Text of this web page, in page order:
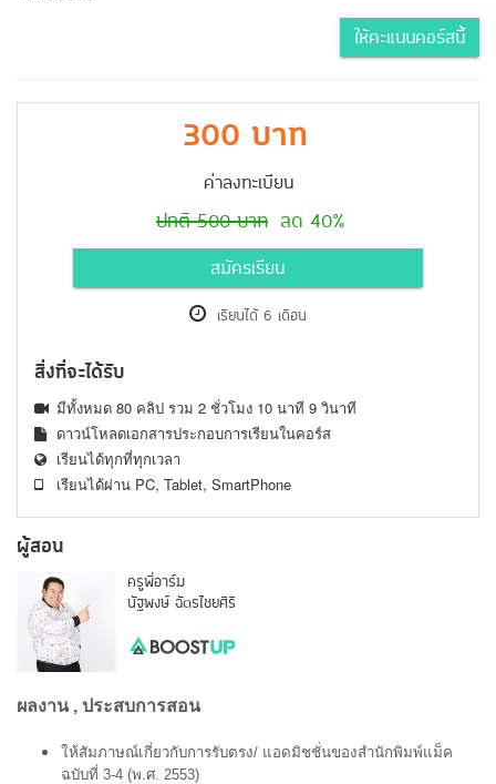
ให้คะแนนคอร์สนี้
300 บาท
ค่าลงทะเบียน
ปกติ 500 บาท ลด 40%
สมัครเรียน
เรียนได้ 6 เดือน
สิ่งที่จะได้รับ
มีทั้งหมด 80 คลิป รวม 2 ชั่วโมง 10 นาที 9 วินาที
ดาวน์โหลดเอกสารประกอบการเรียนในคอร์ส
เรียนได้ทุกที่ทุกเวลา
เรียนได้ผ่าน PC, Tablet, SmartPhone
ผู้สอน
ครูพี่อาร์ม
นัฐพงษ์ ฉัตรไชยศิริ
ผลงาน , ประสบการสอน
ให้สัมภาษณ์เกี่ยวกับการรับตรง/ แอดมิชชั่นของสำนักพิมพ์แม็ค
ฉบับที่ 3-4 (พ.ศ. 2553)​